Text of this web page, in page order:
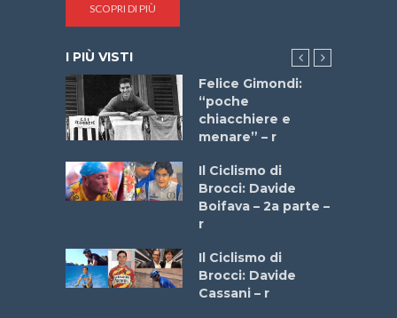
SCOPRI DI PIÙ
I PIÙ VISTI
Felice Gimondi:
“poche
chiacchiere e
menare” – r
Il Ciclismo di
Brocci: Davide
Boifava – 2a parte –
r
Il Ciclismo di
Brocci: Davide
Cassani – r